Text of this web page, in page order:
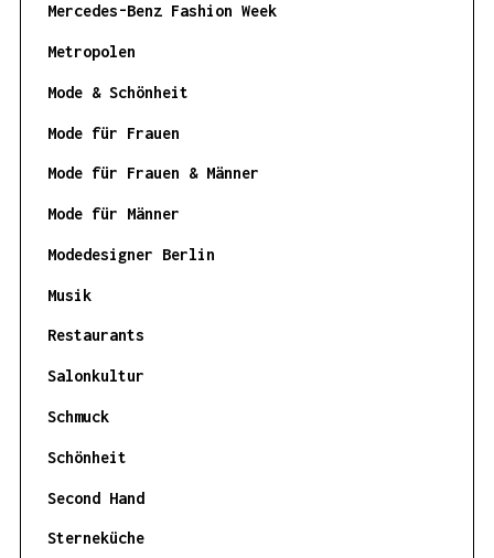
Mercedes-Benz Fashion Week
Metropolen
Mode & Schönheit
Mode für Frauen
Mode für Frauen & Männer
Mode für Männer
Modedesigner Berlin
Musik
Restaurants
Salonkultur
Schmuck
Schönheit
Second Hand
Sterneküche